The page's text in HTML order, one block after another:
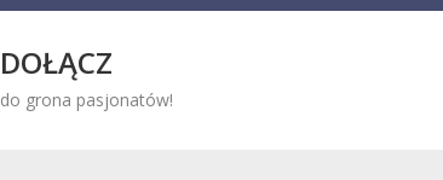
DOŁĄCZ
do grona pasjonatów!